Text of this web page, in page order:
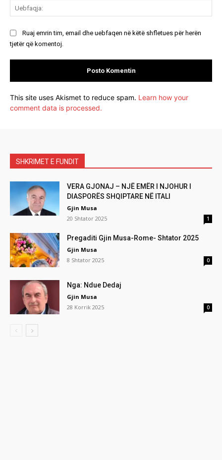
Ruaj emrin tim, email dhe uebfaqen në këtë shfletues për herën
tjetër që komentoj.
This site uses Akismet to reduce spam. Learn how your
comment data is processed.
SHKRIMET E FUNDIT
VERA GJONAJ – NJË EMËR I NJOHUR I
DIASPORËS SHQIPTARE NË ITALI
Gjin Musa
20 Shtator 2025
1
Pregaditi Gjin Musa-Rome- Shtator 2025
Gjin Musa
8 Shtator 2025
0
Nga: Ndue Dedaj
Gjin Musa
28 Korrik 2025
0